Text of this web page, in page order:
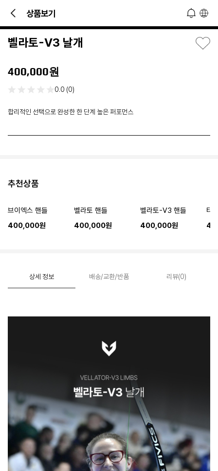
의 및 소식 접하기!
오늘 하루 열지 않기
상품보기
벨라토-V3 날개
400,000원
0.0 (0)
합리적인 선택으로 완성한 한 단계 높은 퍼포먼스
추천상품
브이엑스 핸들
400,000원
벨라토 핸들
400,000원
벨라토-V3 핸들
400,000원
타
상세 정보 배송/교환/반품 리뷰(0)